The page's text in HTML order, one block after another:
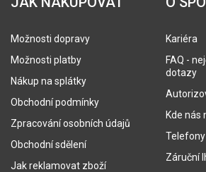
Možnosti dopravy
Možnosti platby
Nákup na splátky
Obchodní podmínky
Zpracování osobních údajů
Obchodní sdělení
Jak reklamovat zboží
Kariéra
FAQ -
dotazy
Kde nás
Záruční